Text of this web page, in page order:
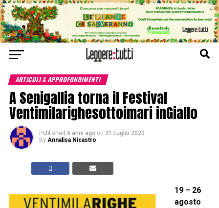
ARTICOLI & APPROFONDIMENTI
A Senigallia torna il Festival
Ventimilarighesottoimari inGiallo
Published 6 anni ago on 31 Luglio 2020
By Annalisa Nicastro
19 – 26
agosto